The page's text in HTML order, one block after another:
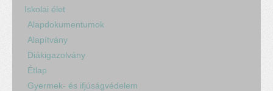
Iskolai élet
Alapdokumentumok
Alapítvány
Diákigazolvány
Étlap
Gyermek- és ifjúságvédelem